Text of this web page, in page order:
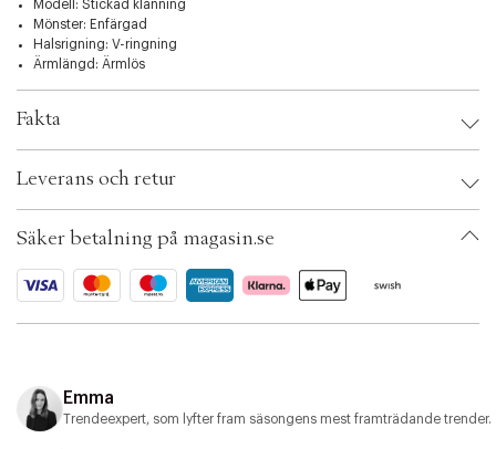
l
e
c
t
i
o
n
Modell: Stickad klänning
Mönster: Enfärgad
Halsrigning: V-ringning
Ärmlängd: Ärmlös
Fakta
EAN: 8447692097291
Ax numbers: 07143978
ID: BRIY75-0086
Leverans och retur
Säker betalning på magasin.se
Emma
Trendeexpert, som lyfter fram säsongens mest framträdande trender.